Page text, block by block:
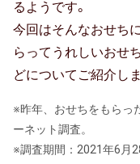
るようです。
今回はそんなおせち
らってうれしいおせ
どについてご紹介しま
※昨年、おせちをもらっ
ーネット調査。
※調査期間：2021年6月